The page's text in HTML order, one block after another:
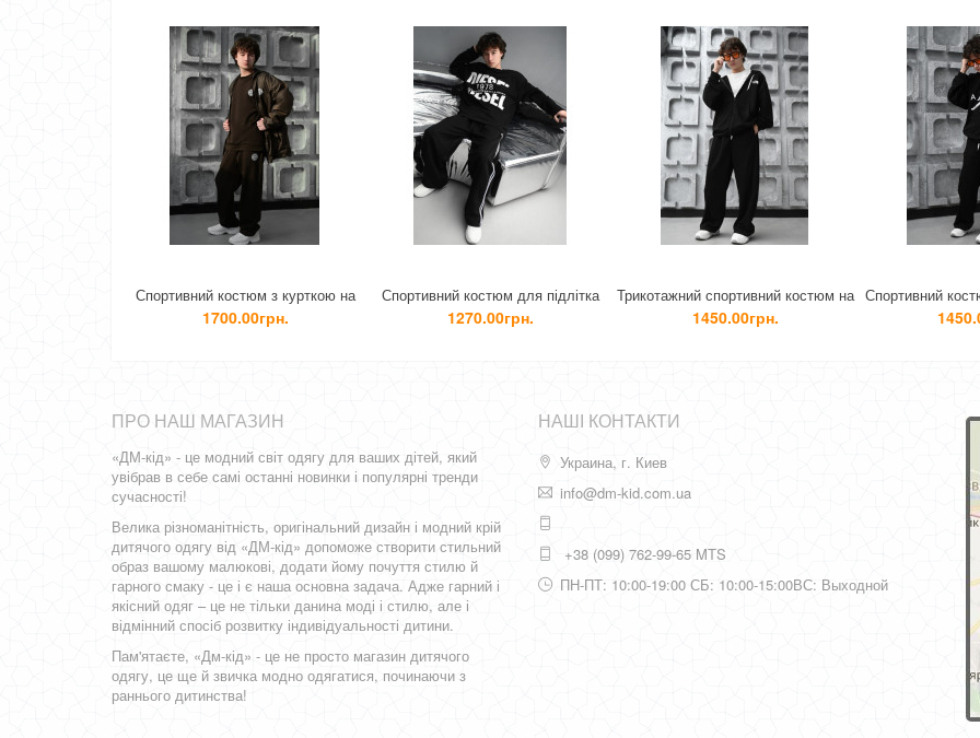
Спортивний костюм з курткою на
Спортивний костюм для підлітка
хлопчика трикотажний
Трикотажний спортивний костюм на Спортивний костюм підлітковий на
хлопчика з трикотажу
ПРО НАШ МАГАЗИН
«ДМ-кід» - це модний світ одягу для ваших дітей, який
увібрав в себе самі останні новинки і популярні тренди
сучасності!
Велика різноманітність, оригінальний дизайн і модний крій
дитячого одягу від «ДМ-кід» допоможе створити стильний
образ вашому малюкові, додати йому почуття стилю й
гарного смаку - це і є наша основна задача. Адже гарний і
якісний одяг – це не тільки данина моді і стилю, але і
відмінний спосіб розвитку індивідуальності дитини.
Пам'ятаєте, «Дм-кід» - це не просто магазин дитячого
одягу, це ще й звичка модно одягатися, починаючи з
раннього дитинства!
НАШІ КОНТАКТИ
Украина, г. Киев
info@dm-kid.com.ua
+38 (099) 762-99-65 MTS
ПН-ПТ: 10:00-19:00 СБ: 10:00-15:00ВС: Выходной